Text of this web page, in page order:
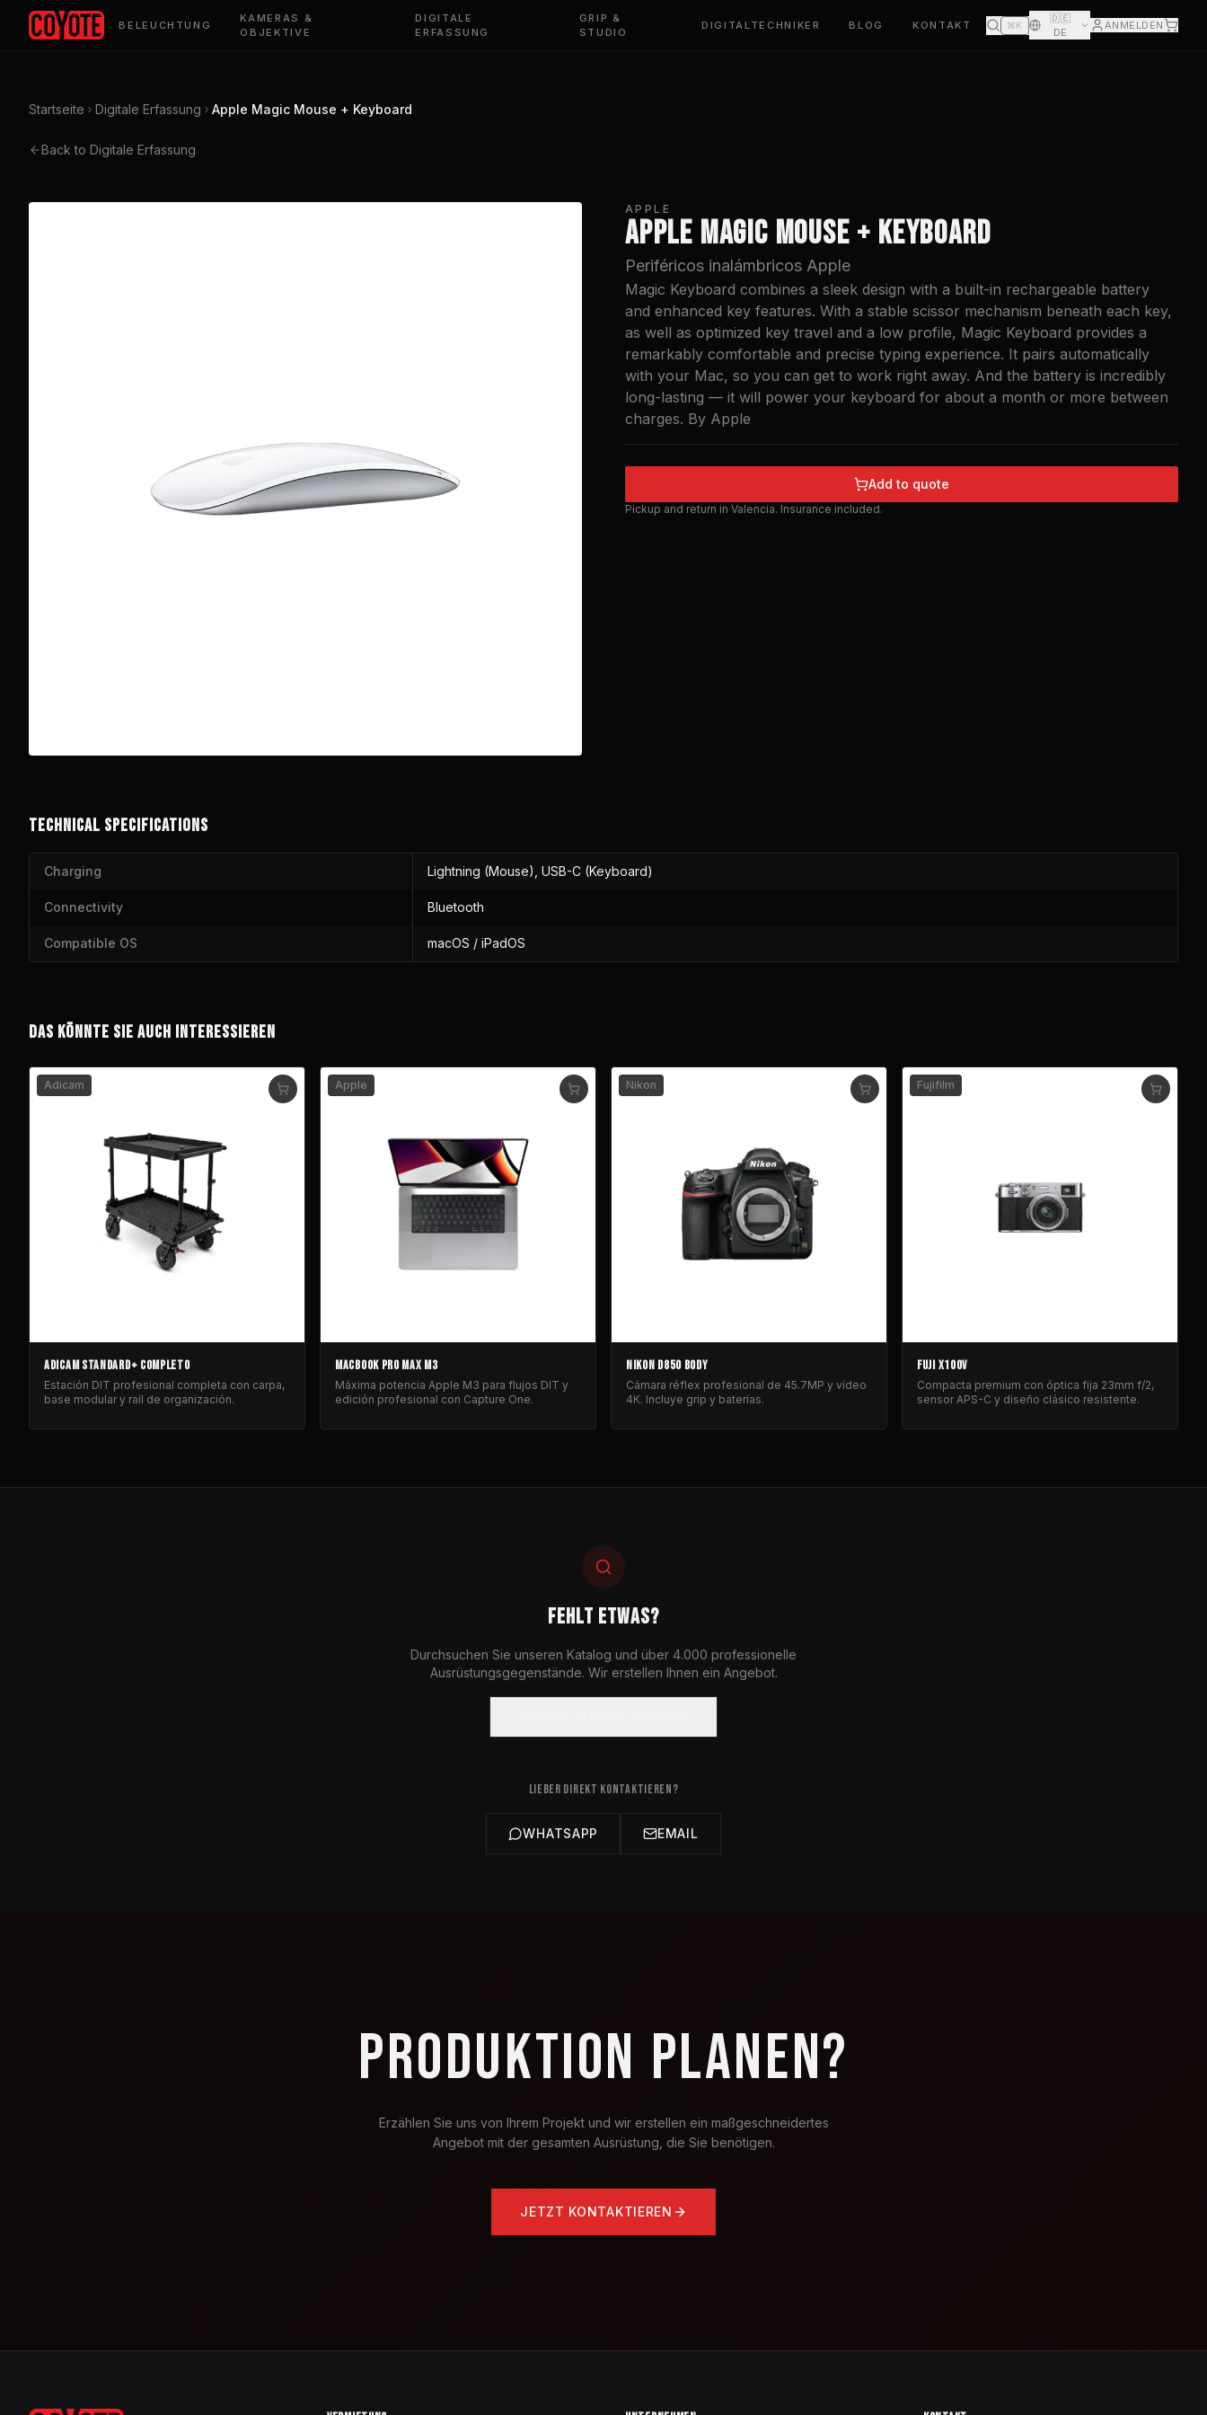
BELEUCHTUNG
KAMERAS &
OBJEKTIVE
DIGITALE
ERFASSUNG
GRIP &
STUDIO
DIGITALTECHNIKER BLOG KONTAKT ⌘K
🇩🇪
DE
ANMELDEN
Startseite Digitale Erfassung Apple Magic Mouse + Keyboard
Back to Digitale Erfassung
APPLE
APPLE MAGIC MOUSE + KEYBOARD
Periféricos inalámbricos Apple
Magic Keyboard combines a sleek design with a built-in rechargeable battery
and enhanced key features. With a stable scissor mechanism beneath each key,
as well as optimized key travel and a low profile, Magic Keyboard provides a
remarkably comfortable and precise typing experience. It pairs automatically
with your Mac, so you can get to work right away. And the battery is incredibly
long-lasting — it will power your keyboard for about a month or more between
charges. By Apple
Add to quote
Pickup and return in Valencia. Insurance included.
TECHNICAL SPECIFICATIONS
Charging Lightning (Mouse), USB-C (Keyboard)
Connectivity Bluetooth
Compatible OS macOS / iPadOS
DAS KÖNNTE SIE AUCH INTERESSIEREN
Adicam
ADICAM STANDARD+ COMPLETO
Estación DIT profesional completa con carpa,
base modular y raíl de organización.
Apple
MACBOOK PRO MAX M3
Máxima potencia Apple M3 para flujos DIT y
edición profesional con Capture One.
Nikon
NIKON D850 BODY
Cámara réflex profesional de 45.7MP y vídeo
4K. Incluye grip y baterías.
Fujifilm
FUJI X100V
Compacta premium con óptica fija 23mm f/2,
sensor APS-C y diseño clásico resistente.
FEHLT ETWAS?
Durchsuchen Sie unseren Katalog und über 4.000 professionelle
Ausrüstungsgegenstände. Wir erstellen Ihnen ein Angebot.
LIEBER DIREKT KONTAKTIEREN?
WHATSAPP EMAIL
PRODUKTION PLANEN?
Erzählen Sie uns von Ihrem Projekt und wir erstellen ein maßgeschneidertes
Angebot mit der gesamten Ausrüstung, die Sie benötigen.
JETZT KONTAKTIEREN